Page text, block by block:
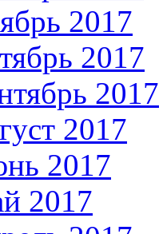
2017
2017
2017
2017
2017
2017